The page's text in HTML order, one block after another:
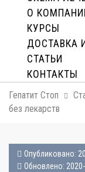
О
КУРСЫ
ДОСТАВКА
СТАТЬИ
КОНТАКТЫ
Гепатит Стоп
без лекарств
Опубликовано:
Обновлено: